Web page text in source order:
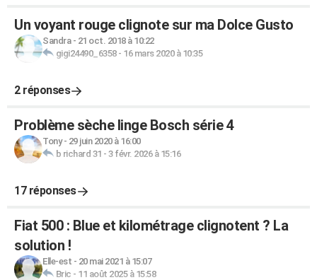
Un voyant rouge clignote sur ma Dolce Gusto
Sandra- 21 oct. 2018 à 10:22
gigi24490_6358- 16 mars 2020 à 10:35
2 réponses
Problème sèche linge Bosch série 4
Tony- 29 juin 2020 à 16:00
b richard 31 - 3 févr. 2026 à 15:16
17 réponses
Fiat 500 : Blue et kilométrage clignotent ? La
solution !
Elle-est - 20 mai 2021 à 15:07
Bric - 11 août 2025 à 15:58